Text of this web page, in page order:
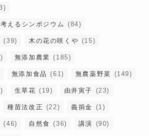
えるシンポジウム (84)
(39) 木の花の咲くや (15)
無添加農業 (185)
無添加食品 (61) 無農薬野菜 (149)
生草花 (19) 由井寅子 (23)
種苗法改正 (22) 義捐金 (1)
(46) 自然食 (36) 講演 (90)